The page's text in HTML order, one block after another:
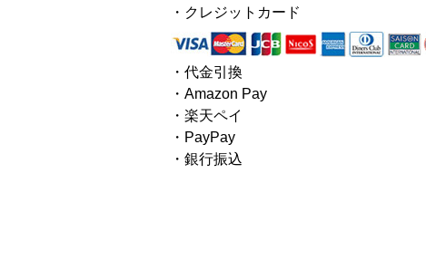
・クレジットカード
・代金引換
・Amazon Pay
・楽天ペイ
・PayPay
・銀行振込